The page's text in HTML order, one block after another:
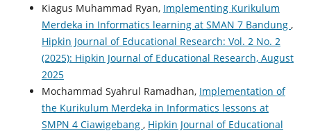
Kiagus Muhammad Ryan, Implementing Kurikulum
Merdeka in Informatics learning at SMAN 7 Bandung ,
Hipkin Journal of Educational Research: Vol. 2 No. 2
(2025): Hipkin Journal of Educational Research, August
2025
Mochammad Syahrul Ramadhan, Implementation of
the Kurikulum Merdeka in Informatics lessons at
SMPN 4 Ciawigebang , Hipkin Journal of Educational